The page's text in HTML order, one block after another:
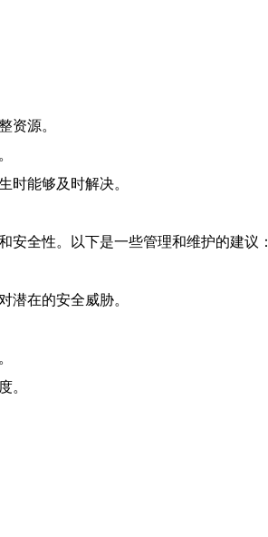
资源。
时能够及时解决。
全性。以下是一些管理和维护的建议：
潜在的安全威胁。
。